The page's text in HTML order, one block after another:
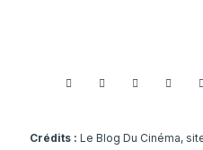
Crédits : Le Blog Du Cinéma,